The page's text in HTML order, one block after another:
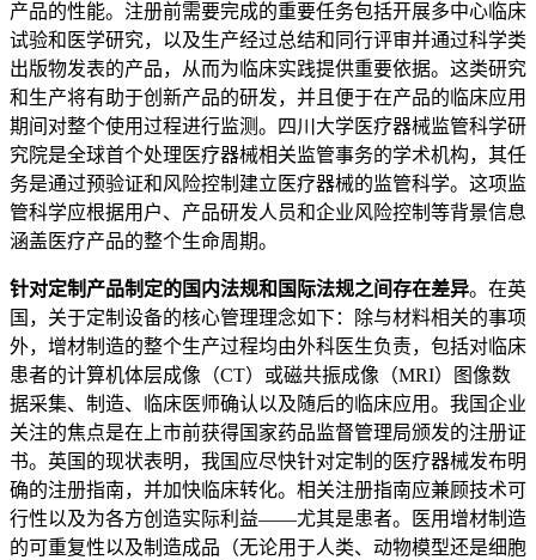
产品的性能。注册前需要完成的重要任务包括开展多中心临床
试验和医学研究，以及生产经过总结和同行评审并通过科学类
出版物发表的产品，从而为临床实践提供重要依据。这类研究
和生产将有助于创新产品的研发，并且便于在产品的临床应用
期间对整个使用过程进行监测。四川大学医疗器械监管科学研
究院是全球首个处理医疗器械相关监管事务的学术机构，其任
务是通过预验证和风险控制建立医疗器械的监管科学。这项监
管科学应根据用户、产品研发人员和企业风险控制等背景信息
涵盖医疗产品的整个生命周期。
针对定制产品制定的国内法规和国际法规之间存在差异。在英
国，关于定制设备的核心管理理念如下：除与材料相关的事项
外，增材制造的整个生产过程均由外科医生负责，包括对临床
患者的计算机体层成像（CT）或磁共振成像（MRI）图像数
据采集、制造、临床医师确认以及随后的临床应用。我国企业
关注的焦点是在上市前获得国家药品监督管理局颁发的注册证
书。英国的现状表明，我国应尽快针对定制的医疗器械发布明
确的注册指南，并加快临床转化。相关注册指南应兼顾技术可
行性以及为各方创造实际利益——尤其是患者。医用增材制造
的可重复性以及制造成品（无论用于人类、动物模型还是细胞